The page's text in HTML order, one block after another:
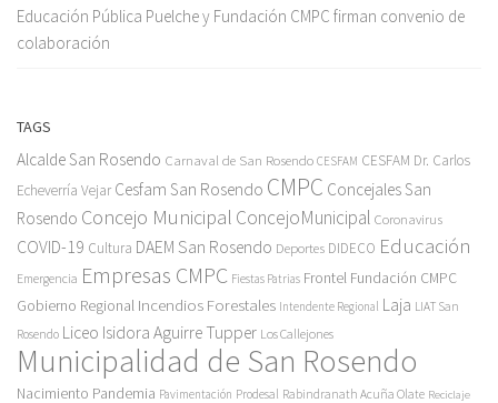
Educación Pública Puelche y Fundación CMPC firman convenio de
colaboración
TAGS
Alcalde San Rosendo Carnaval de San Rosendo CESFAM CESFAM Dr. Carlos
Echeverría Vejar Cesfam San Rosendo CMPC Concejales San
Rosendo Concejo Municipal ConcejoMunicipal Coronavirus
COVID-19 Cultura DAEM San Rosendo Deportes DIDECO Educación
Emergencia Empresas CMPC Fiestas Patrias Frontel Fundación CMPC
Gobierno Regional Incendios Forestales Intendente Regional Laja LIAT San
Rosendo Liceo Isidora Aguirre Tupper Los Callejones
Municipalidad de San Rosendo
Nacimiento Pandemia Pavimentación Prodesal Rabindranath Acuña Olate Reciclaje